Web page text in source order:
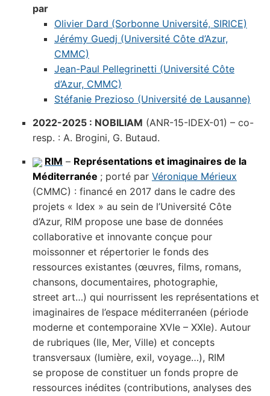
par
Olivier Dard (Sorbonne Université, SIRICE)
Jérémy Guedj (Université Côte d’Azur,
CMMC)
Jean-Paul Pellegrinetti (Université Côte
d’Azur, CMMC)
Stéfanie Prezioso (Université de Lausanne)
2022-2025 : NOBILIAM (ANR-15-IDEX-01) – co-
resp. : A. Brogini, G. Butaud.
RIM – Représentations et imaginaires de la
Méditerranée ; porté par Véronique Mérieux
(CMMC) : financé en 2017 dans le cadre des
projets « Idex » au sein de l’Université Côte
d’Azur, RIM propose une base de données
collaborative et innovante conçue pour
moissonner et répertorier le fonds des
ressources existantes (œuvres, films, romans,
chansons, documentaires, photographie,
street art…) qui nourrissent les représentations et
imaginaires de l’espace méditerranéen (période
moderne et contemporaine XVIe – XXIe). Autour
de rubriques (Ile, Mer, Ville) et concepts
transversaux (lumière, exil, voyage…), RIM
se propose de constituer un fonds propre de
ressources inédites (contributions, analyses des